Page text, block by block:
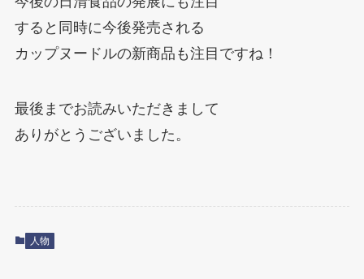
すると同時に今後発売される
カップヌードルの新商品も注目ですね！
最後までお読みいただきまして
ありがとうございました。
人物